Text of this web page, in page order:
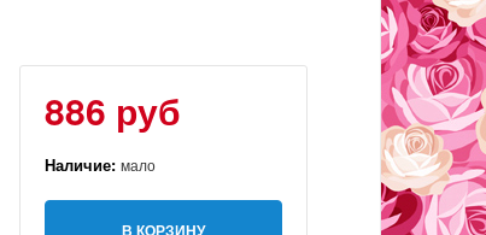
886 руб
Наличие: мало
В КОРЗИНУ